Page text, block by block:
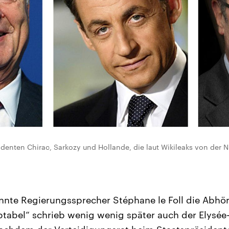
Chirac, Sarkozy und Hollande, die laut Wikileaks von der
Regierungssprecher Stéphane le Foll die
schrieb wenig wenig später auch der